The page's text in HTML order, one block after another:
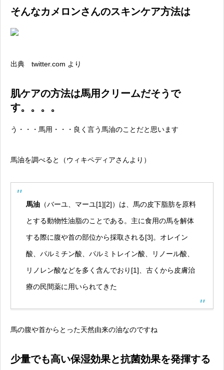
そんなカメロンさんのスキンケア方法は
出典 twitter.com より
肌ケアの方法は馬用クリームだそうで
す。。。。
う・・・馬用・・・良く言う馬油のことだと思います
馬油を調べると（ウィキペディアさんより）
馬油 （バーユ、マーユ[1][2]）は、 馬の皮下脂肪を原料
とする動物性油脂のことである。主に食用の馬を解体
する際に腹や首の部位から採取される[3]。 オレイン
酸 パルミチン酸 パルミトレイン酸 リノール酸
リノレン酸などを多く含んでおり [1] 、古くから皮膚治
療の民間薬に用いられてきた
馬の腹や首からとった天然由来の油なのですね
少量でも高い保湿効果と抗菌効果を発揮する